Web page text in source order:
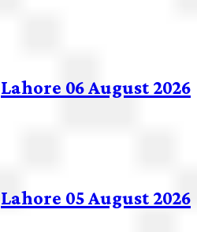
Lahore 06 August 2026
Lahore 05 August 2026